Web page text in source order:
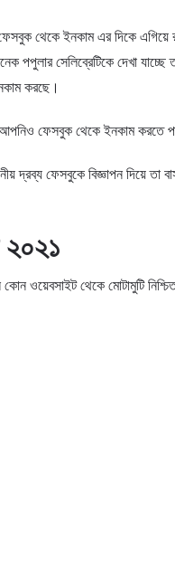
থেকে ইনকাম এর দিকে এগিয়ে
পপুলার সেলিব্রেটিকে দেখা
করছে।
ফেসবুক থেকে ইনকাম করতে
দ্রব্য ফেসবুকে বিজ্ঞাপন দিয়ে তা
২০২১
ওয়েবসাইট থেকে মোটামুটি